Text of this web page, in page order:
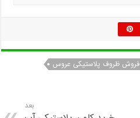
فروش ظروف پلاستیکی عروس
بعد